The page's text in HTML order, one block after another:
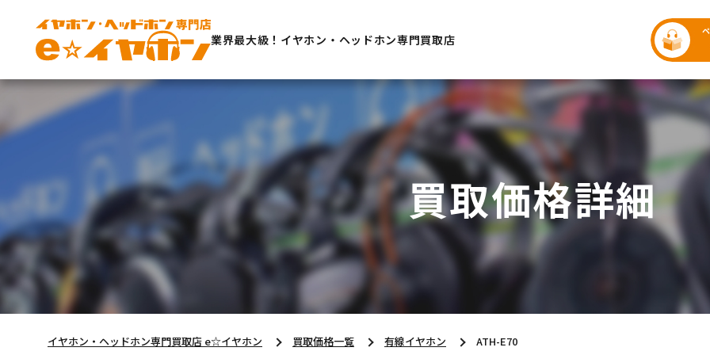
業界最大級！イヤホン・ヘッドホン専門買取店
買取価格詳細
イヤホン・ヘッドホン専門買取店 e☆イヤホン 買取価格一覧 有線イヤホン ATH-E70